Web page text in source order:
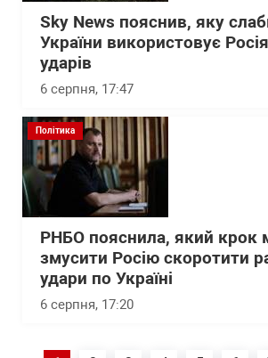
Sky News пояснив, яку
України використовує
ударів
6 серпня, 17:47
Політика
РНБО пояснила, який крок
змусити Росію скоротити
удари по Україні
6 серпня, 17:20